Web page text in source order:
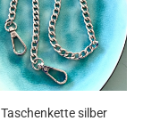
Taschenkette silber